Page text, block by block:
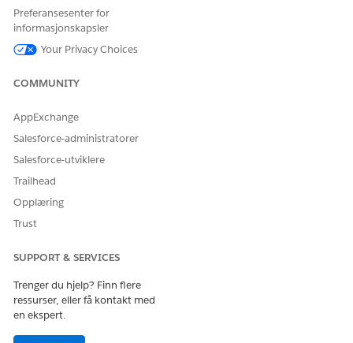
Oppsett.
Slå på Einstein.
Skriv innLife Sciences
Oppsett. Velg deretter
Slå på Einstein for pasientstøtteprogram.
Salesforce Hjelp: Konfigurere Einstein Generative AI
La oss få vite det slik at vi kan forbedre!
Preferansesenter for
informasjonskapsler
Your Privacy Choices
COMMUNITY
AppExchange
Salesforce-administratorer
Salesforce-utviklere
Trailhead
Opplæring
Trust
SUPPORT & SERVICES
Trenger du hjelp? Finn flere
ressurser, eller få kontakt med
en ekspert.